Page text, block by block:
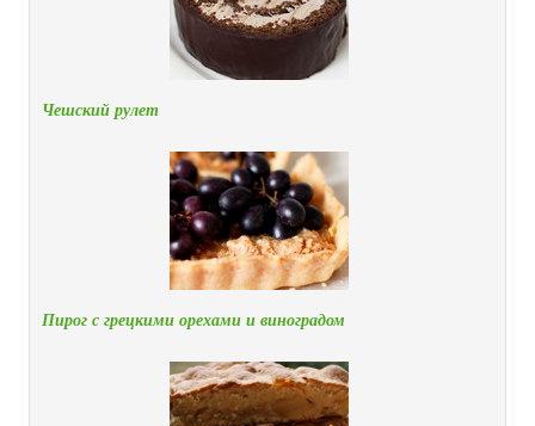
Чешский рулет
Пирог с грецкими орехами и виноградом